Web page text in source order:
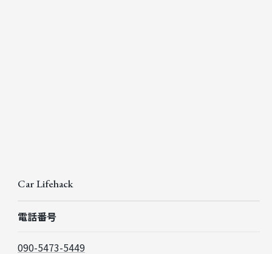
Car Lifehack
電話番号
090-5473-5449